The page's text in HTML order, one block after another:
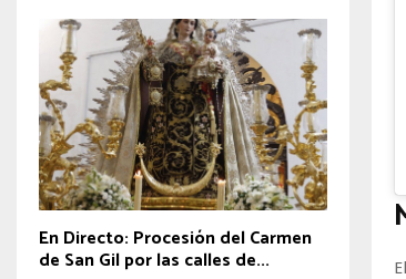
En Directo: Procesión del Carmen
de San Gil por las calles de...